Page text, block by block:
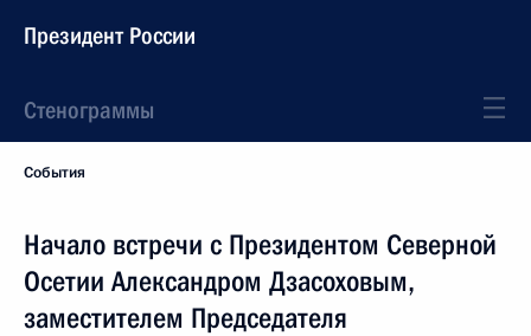
Президент России
Стенограммы
События
Начало встречи с Президентом Северной
Осетии Александром Дзасоховым,
заместителем Председателя